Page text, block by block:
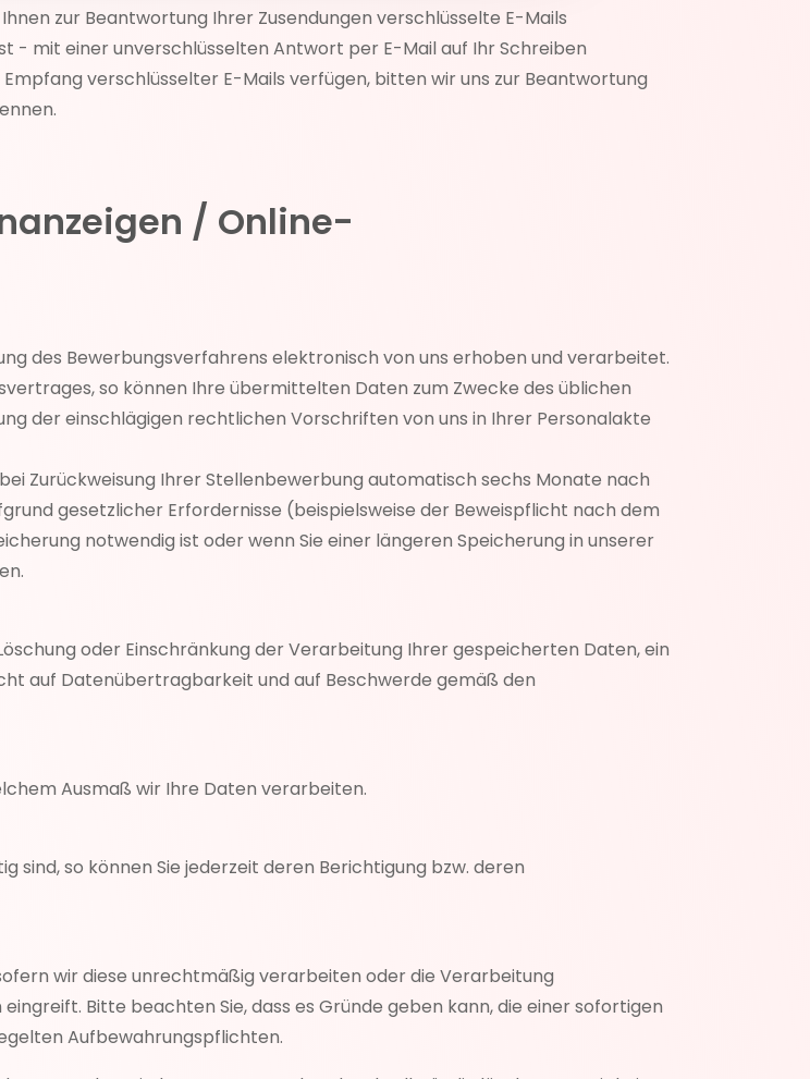
zur Beantwortung Ihrer Zusendungen verschlüsselte E-Mails
- mit einer unverschlüsselten Antwort per E-Mail auf Ihr Schreiben
verschlüsselter E-Mails verfügen, bitten wir uns zur Beantwortung
/ Online-
des Bewerbungsverfahrens elektronisch von uns erhoben und verarbeitet.
so können Ihre übermittelten Daten zum Zwecke des üblichen
der einschlägigen rechtlichen Vorschriften von uns in Ihrer Personalakte
Zurückweisung Ihrer Stellenbewerbung automatisch sechs Monate nach
gesetzlicher Erfordernisse (beispielsweise der Beweispflicht nach dem
notwendig ist oder wenn Sie einer längeren Speicherung in unserer
oder Einschränkung der Verarbeitung Ihrer gespeicherten Daten, ein
auf Datenübertragbarkeit und auf Beschwerde gemäß den
Ausmaß wir Ihre Daten verarbeiten.
so können Sie jederzeit deren Berichtigung bzw. deren
wir diese unrechtmäßig verarbeiten oder die Verarbeitung
Bitte beachten Sie, dass es Gründe geben kann, die einer sofortigen
Aufbewahrungspflichten.